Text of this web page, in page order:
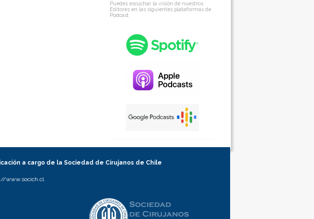
Puedes escuchar la visión de nuestros
Editores en las siguientes plataformas de
Podcast
a cargo de la Sociedad de Cirujanos de Chile
www.socich.cl